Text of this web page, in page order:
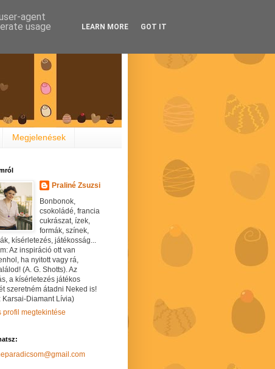
Megjelenések
Praliné Zsuzsi
Bonbonok,
csokoládé, francia
cukrászat, ízek,
formák, színek,
kísérletezés, játékosság...
Az inspiráció ott van
ha nyitott vagy rá,
(A. G. Shotts). Az
a kísérletezés játékos
szeretném átadni Neked is!
Karsai-Diamant Lívia)
profil megtekintése
agent
usage
LEARN MORE GOT IT